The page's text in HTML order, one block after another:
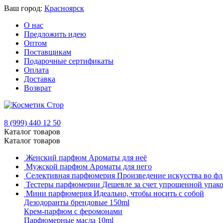
Ваш город: Красноярск
О нас
Предложить идею
Оптом
Поставщикам
Подарочные сертификаты
Оплата
Доставка
Возврат
8 (999) 440 12 50
Каталог товаров
Каталог товаров
Женский парфюм Ароматы для неё
Мужской парфюм Ароматы для него
Селективная парфюмерия Произведение искусства во
Тестеры парфюмерии Дешевле за счет упрощенной
Мини парфюмерия Идеально, чтобы носить с собой
Дезодоранты брендовые 150ml
Крем-парфюм с феромонами
Парфюмерные масла 10ml